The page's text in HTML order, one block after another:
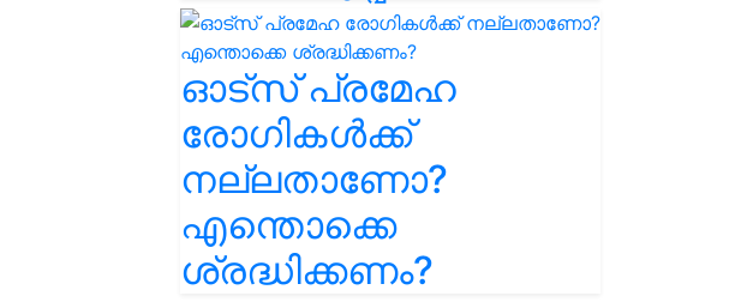
ഓട്സ് പ്രമേഹ
രോഗികൾക്ക്
നല്ലതാണോ?
എന്തൊക്കെ
ശ്രദ്ധിക്കണം?